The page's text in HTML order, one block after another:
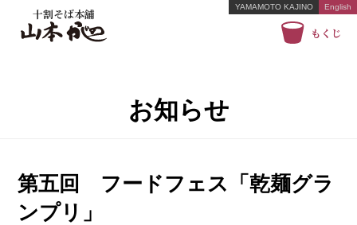
もくじ
十割そば本舗 YAMAMOTO KAJINO English
お知らせ
第五回 フードフェス「乾麺グラ
ンプリ」